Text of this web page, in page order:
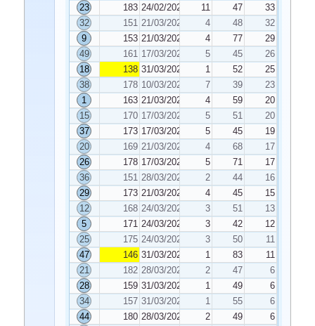
23
183 24/02/2023 11 47
33
32
151 21/03/2023 4 48
32
9
153 21/03/2023 4 77
29
49
161 17/03/2023 5 45
26
18
138 31/03/2023 1 52
25
38
178 10/03/2023 7 39
23
1
163 21/03/2023 4 59
20
15
170 17/03/2023 5 51
20
37
173 17/03/2023 5 45
19
20
169 21/03/2023 4 68
17
26
178 17/03/2023 5 71
17
36
151 28/03/2023 2 44
16
29
173 21/03/2023 4 45
15
12
168 24/03/2023 3 51
13
5
171 24/03/2023 3 42
12
25
175 24/03/2023 3 50
11
47
146 31/03/2023 1 83
11
21
182 28/03/2023 2 47
6
28
159 31/03/2023 1 49
6
34
157 31/03/2023 1 55
6
44
180 28/03/2023 2 49
6